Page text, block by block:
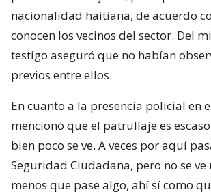
nacionalidad haitiana, de acuerdo
conocen los vecinos del sector. Del
testigo aseguró que no habían
previos entre ellos.
En cuanto a la presencia policial en
mencionó que el patrullaje es
bien poco se ve. A veces por aquí
Seguridad Ciudadana, pero no se ve
menos que pase algo, ahí sí como